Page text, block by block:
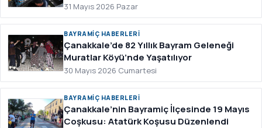
31 Mayıs 2026 Pazar
BAYRAMIÇ HABERLERI
Çanakkale’de 82 Yıllık Bayram Geleneği
Muratlar Köyü’nde Yaşatılıyor
30 Mayıs 2026 Cumartesi
BAYRAMIÇ HABERLERI
Çanakkale’nin Bayramiç İlçesinde 19 Mayıs
Coşkusu: Atatürk Koşusu Düzenlendi